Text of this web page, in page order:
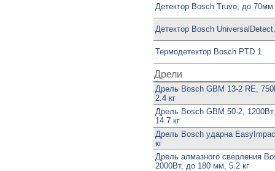
Детектор Bosch Truvo, до 70мм
Детектор Bosch
Термодетектор Bosch PTD 1
Дрели
Дрель Bosch GBM 13-2 RE,
2.4 кг
Дрель Bosch GBM 50-2,
14.7 кг
Дрель Bosch ударна
кг
Дрель алмазного сверления
2000Вт, до 180 мм, 5.2 кг